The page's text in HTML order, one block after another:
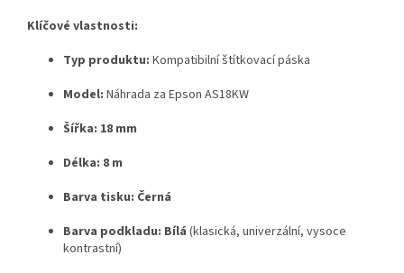
Klíčové vlastnosti:
Typ produktu: Kompatibilní štítkovací páska
Model: Náhrada za Epson AS18KW
Šířka: 18 mm
Délka: 8 m
Barva tisku: Černá
Barva podkladu: Bílá (klasická, univerzální, vysoce
kontrastní)